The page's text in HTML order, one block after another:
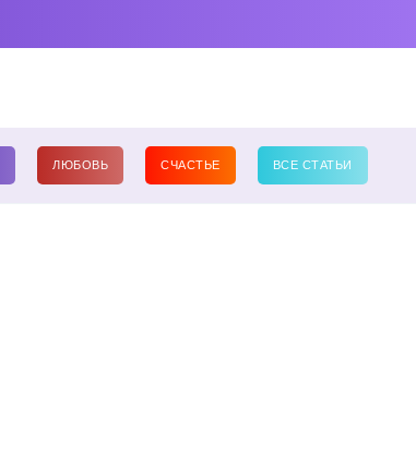
ЛЮБОВЬ СЧАСТЬЕ ВСЕ СТАТЬИ